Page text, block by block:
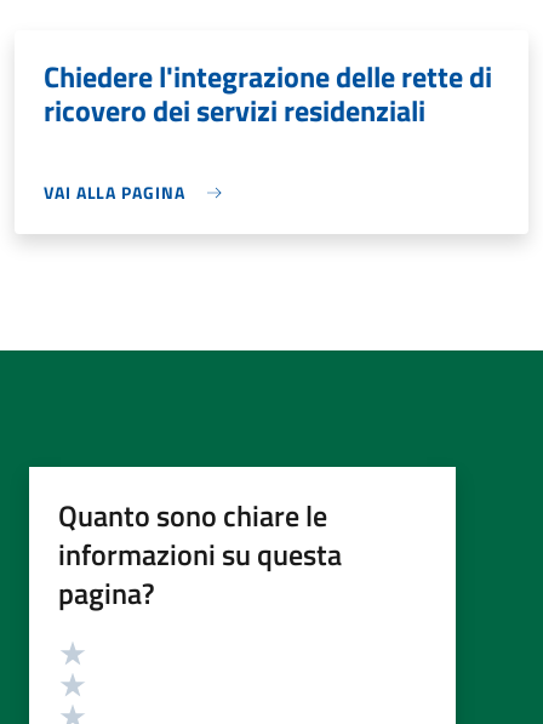
Chiedere l'integrazione delle rette di
ricovero dei servizi residenziali
VAI ALLA PAGINA
Quanto sono chiare le
informazioni su questa
pagina?
Valutazione